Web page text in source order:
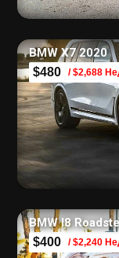
BMW X7 2020
$480 / $2,688
BMW I8
$400 / $2,240